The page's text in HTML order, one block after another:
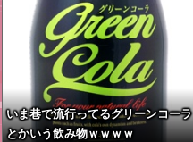
いま巷で流行ってるグリーンコーラ
とかいう飲み物ｗｗｗｗ